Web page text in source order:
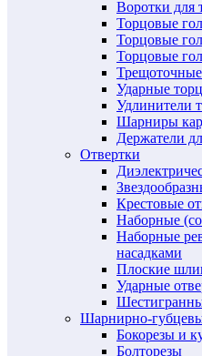
Воротки для
Торцовые
Торцовые
Торцовые
Ударные
Удлинители
Шарниры
Держатели
Отвертки
Крестовые
Наборные
Наборные
насадками
Плоские
Ударные
Шарнирно-
Бокорезы и
Болторезы